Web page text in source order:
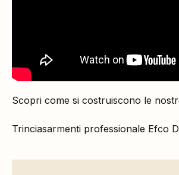
Scopri come si costruiscono le
Trinciasarmenti professionale Efco